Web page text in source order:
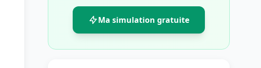
Ma simulation gratuite